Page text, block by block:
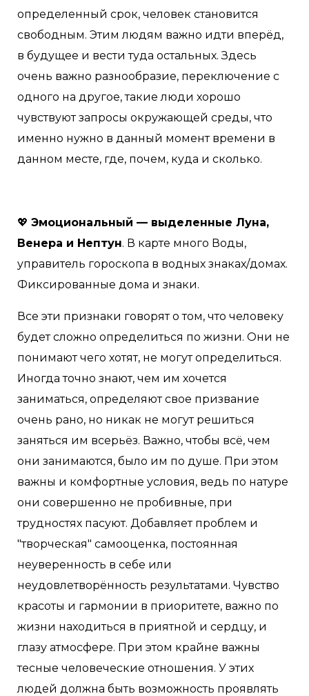
определенный срок, человек становится
свободным. Этим людям важно идти вперёд,
в будущее и вести туда остальных. Здесь
очень важно разнообразие, переключение с
одного на другое, такие люди хорошо
чувствуют запросы окружающей среды, что
именно нужно в данный момент времени в
данном месте, где, почем, куда и сколько.
💖 Эмоциональный — выделенные Луна,
Венера и Нептун. В карте много Воды,
управитель гороскопа в водных знаках/домах.
Фиксированные дома и знаки.
Все эти признаки говорят о том, что человеку
будет сложно определиться по жизни. Они не
понимают чего хотят, не могут определиться.
Иногда точно знают, чем им хочется
заниматься, определяют свое призвание
очень рано, но никак не могут решиться
заняться им всерьёз. Важно, чтобы всё, чем
они занимаются, было им по душе. При этом
важны и комфортные условия, ведь по натуре
они совершенно не пробивные, при
трудностях пасуют. Добавляет проблем и
"творческая" самооценка, постоянная
неуверенность в себе или
неудовлетворённость результатами. Чувство
красоты и гармонии в приоритете, важно по
жизни находиться в приятной и сердцу, и
глазу атмосфере. При этом крайне важны
тесные человеческие отношения. У этих
людей должна быть возможность проявлять